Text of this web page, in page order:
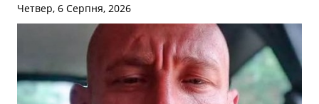
Четвер, 6 Серпня, 2026